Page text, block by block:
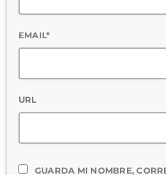
EMAIL*
URL
GUARDA MI NOMBRE,